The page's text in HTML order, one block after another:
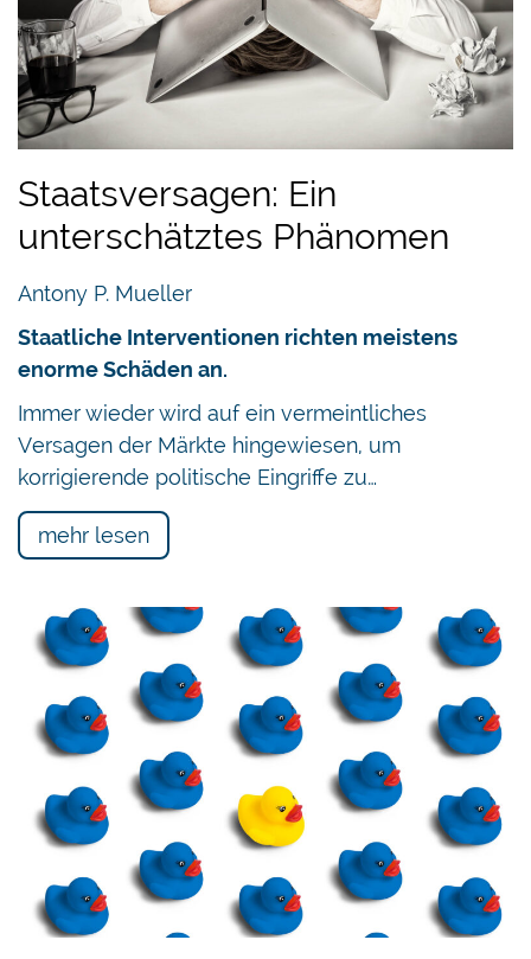
Staatsversagen: Ein
unterschätztes Phänomen
Antony P. Mueller
Staatliche Interventionen richten meistens
enorme Schäden an.
Immer wieder wird auf ein vermeintliches
Versagen der Märkte hingewiesen, um
korrigierende politische Eingriffe zu…
mehr lesen